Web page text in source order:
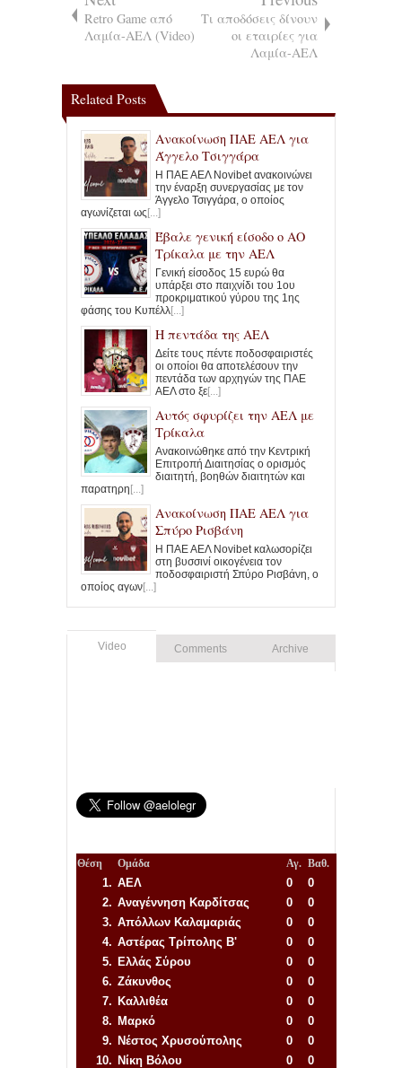
Retro Game από
Λαμία-ΑΕΛ (Video)
Τι αποδόσεις δίνουν
οι εταιρίες για
Λαμία-ΑΕΛ
Related Posts
Ανακοίνωση ΠΑΕ ΑΕΛ για
Άγγελο Τσιγγάρα
Η ΠΑΕ ΑΕΛ Novibet ανακοινώνει
την έναρξη συνεργασίας με τον
Άγγελο Τσιγγάρα, ο οποίος
αγωνίζεται ως[...]
Έβαλε γενική είσοδο ο ΑΟ
Τρίκαλα με την ΑΕΛ
Γενική είσοδος 15 ευρώ θα
υπάρξει στο παιχνίδι του 1ου
προκριματικού γύρου της 1ης
φάσης του Κυπέλλ[...]
Η πεντάδα της ΑΕΛ
Δείτε τους πέντε ποδοσφαιριστές
οι οποίοι θα αποτελέσουν την
πεντάδα των αρχηγών της ΠΑΕ
ΑΕΛ στο ξε[...]
Αυτός σφυρίζει την ΑΕΛ με
Τρίκαλα
Ανακοινώθηκε από την Κεντρική
Επιτροπή Διαιτησίας ο ορισμός
διαιτητή, βοηθών διαιτητών και
παρατηρη[...]
Ανακοίνωση ΠΑΕ ΑΕΛ για
Σπύρο Ρισβάνη
Η ΠΑΕ ΑΕΛ Novibet καλωσορίζει
στη βυσσινί οικογένεια τον
ποδοσφαιριστή Σπύρο Ρισβάνη, ο
οποίος αγων[...]
Video Comments Archive
Θέση Ομάδα Αγ. Βαθ.
1. ΑΕΛ 0
0
2. Αναγέννηση Καρδίτσας 0
0
3. Απόλλων Καλαμαριάς 0
0
4. Αστέρας Τρίπολης Β' 0
0
5. Ελλάς Σύρου 0
0
6. Ζάκυνθος 0
0
7. Καλλιθέα 0
0
8. Μαρκό 0
0
9. Νέστος Χρυσούπολης 0
0
10. Νίκη Βόλου 0
0